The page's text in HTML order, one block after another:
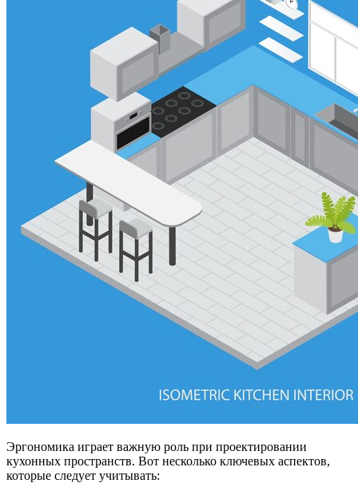
Эргономика играет важную роль при проектировании
кухонных пространств. Вот несколько ключевых аспектов,
которые следует учитывать: